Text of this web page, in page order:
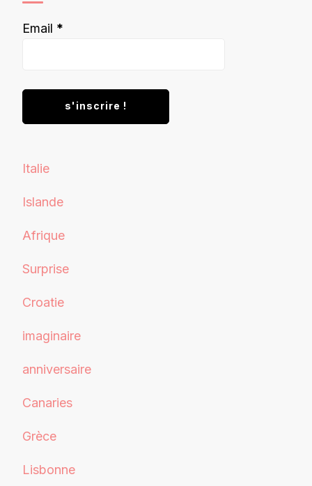
Email *
Italie
Islande
Afrique
Surprise
Croatie
imaginaire
anniversaire
Canaries
Grèce
Lisbonne